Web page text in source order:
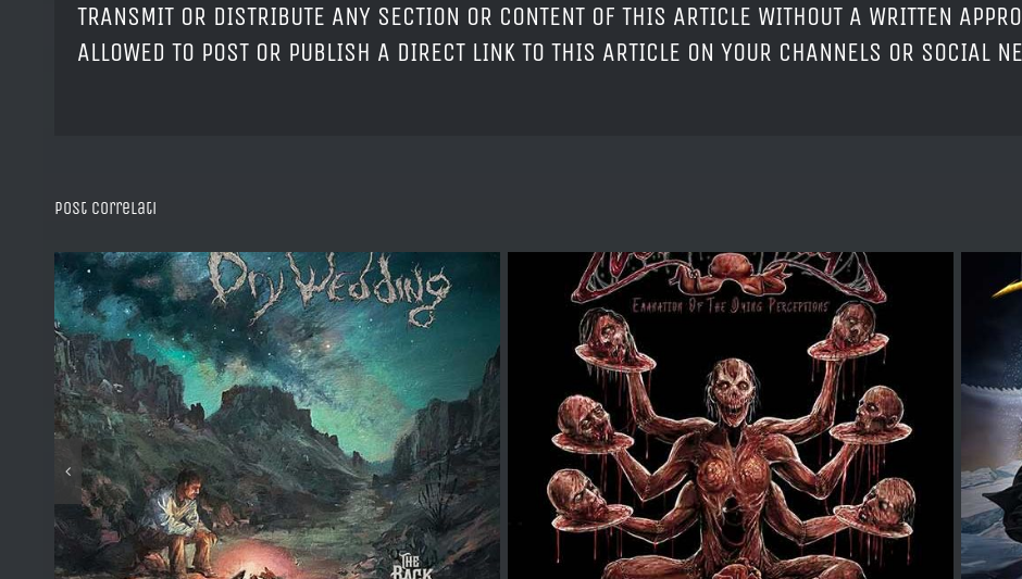
TRANSMIT OR DISTRIBUTE ANY SECTION OR CONTENT OF THIS ARTICLE WITHOUT A WRITTEN
ALLOWED TO POST OR PUBLISH A DIRECT LINK TO THIS ARTICLE ON YOUR CHANNELS OR SOCIAL
Post correlati